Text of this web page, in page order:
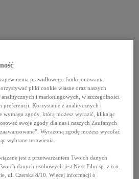
prawidłowego funkcjonowania
pliki cookie własne oraz naszych
i marketingowych, w szczególności
preferencji. Korzystanie z analitycznych i
zgody, którą możesz wyrazić, klikając
swoje zgody dla nas i naszych Zaufanych
Wyrażoną zgodę możesz wycofać
wybrane ustawienia.
jest z przetwarzaniem Twoich danych
danych osobowych jest Next Film sp. z o.o.
ul. Czerska 8/10. Więcej informacji o